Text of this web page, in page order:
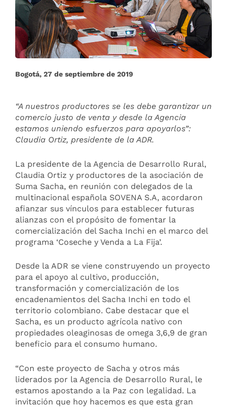
Bogotá, 27 de septiembre de 2019
“A nuestros productores se les debe garantizar un
comercio justo de venta y desde la Agencia
estamos uniendo esfuerzos para apoyarlos”:
Claudia Ortiz, presidente de la ADR.
La presidente de la Agencia de Desarrollo Rural,
Claudia Ortiz y productores de la asociación de
Suma Sacha, en reunión con delegados de la
multinacional española SOVENA S.A, acordaron
afianzar sus vínculos para establecer futuras
alianzas con el propósito de fomentar la
comercialización del Sacha Inchi en el marco del
programa ‘Coseche y Venda a La Fija’.
Desde la ADR se viene construyendo un proyecto
para el apoyo al cultivo, producción,
transformación y comercialización de los
encadenamientos del Sacha Inchi en todo el
territorio colombiano. Cabe destacar que el
Sacha, es un producto agrícola nativo con
propiedades oleaginosas de omega 3,6,9 de gran
beneficio para el consumo humano.
“Con este proyecto de Sacha y otros más
liderados por la Agencia de Desarrollo Rural, le
estamos apostando a la Paz con legalidad. La
invitación que hoy hacemos es que esta gran